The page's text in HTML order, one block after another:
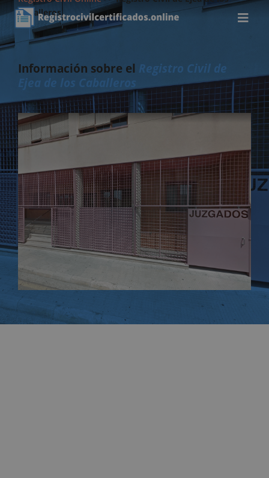
Caballeros
Información sobre el Registro Civil de
Ejea de los Caballeros